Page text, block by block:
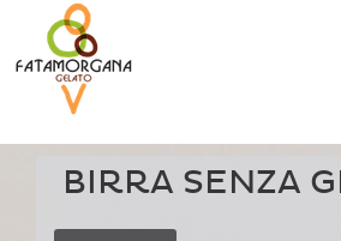
BIRRA SENZA